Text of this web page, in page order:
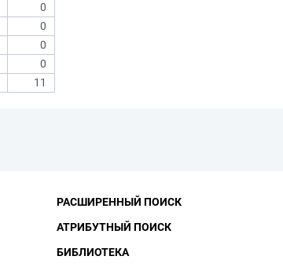
0
0
0
0
11
РАСШИРЕННЫЙ ПОИСК
АТРИБУТНЫЙ ПОИСК
БИБЛИОТЕКА